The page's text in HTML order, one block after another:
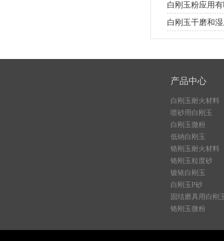
白刚玉粉应用
白刚玉干磨和
产品中心
白刚玉耐火材料
喷砂用白刚玉
白刚玉微粉
低钠白刚玉
铬刚玉耐火材料
铬刚玉粒度砂
镀铱白刚玉
白刚玉P砂
固结磨具用白刚
铬刚玉微粉